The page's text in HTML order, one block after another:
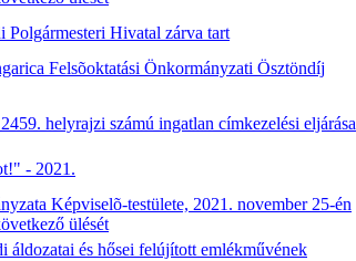
Polgármesteri Hivatal zárva tart
Felsõoktatási Önkormányzati Ösztöndíj
helyrajzi számú ingatlan címkezelési eljárása
- 2021.
Képviselõ-testülete, 2021. november 25-én
ülését
áldozatai és hősei felújított emlékművének